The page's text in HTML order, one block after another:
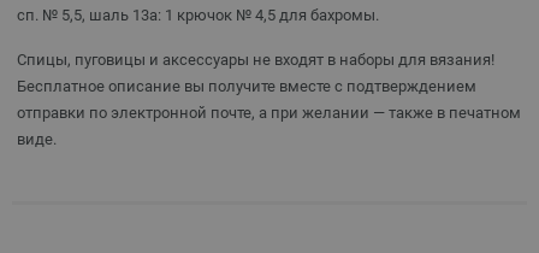
сп. № 5,5, шаль 13a: 1 крючок № 4,5 для бахромы.
Спицы, пуговицы и аксессуары не входят в наборы для вязания!
Бесплатное описание вы получите вместе с подтверждением
отправки по электронной почте, а при желании — также в печатном
виде.